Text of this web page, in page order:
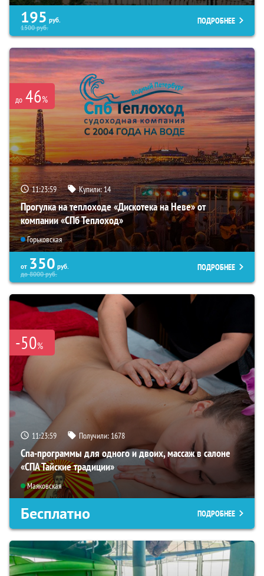
195 руб.
1500руб.
ПОДРОБНЕЕ
до 46%
11:23:57 Купили:14
Прогулка на теплоходе «Дискотека на Неве» от
компании «СПб Теплоход»
Горьковская
от 350 руб.
до8000руб.
ПОДРОБНЕЕ
-50%
11:23:57 Получили: 1678
Спа-программы для одного и двоих, массаж в салоне
«СПА Тайские традиции»
Маяковская
Бесплатно ПОДРОБНЕЕ